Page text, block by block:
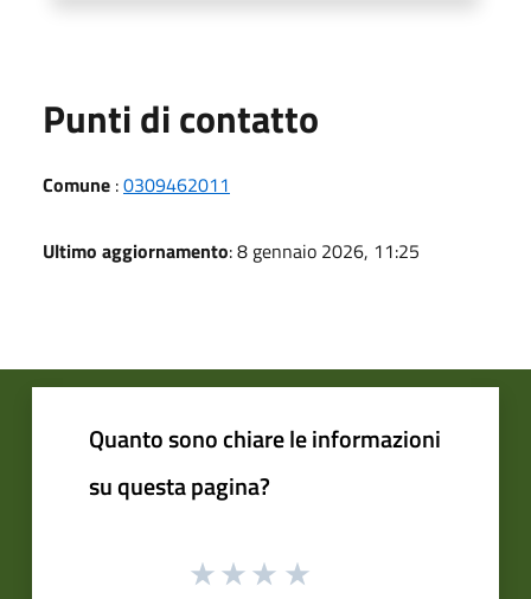
Punti di contatto
Comune :0309462011
Ultimo aggiornamento: 8 gennaio 2026, 11:25
Quanto sono chiare le informazioni
su questa pagina?